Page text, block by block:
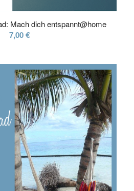
Mach dich entspannt@home
7,00€